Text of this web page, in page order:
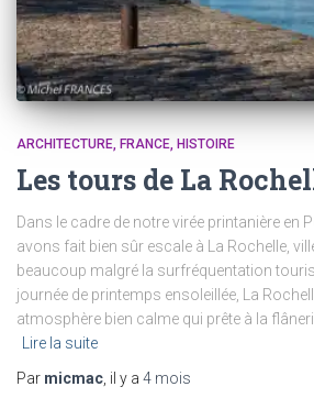
ARCHITECTURE FRANCE HISTOIRE
Les tours de La
Dans le cadre de notre virée printanière en
avons fait bien sûr escale à La Rochelle,
beaucoup malgré la surfréquentation
journée de printemps ensoleillée, La
atmosphère bien calme qui prête à la
Lire la suite
Par micmac , il y a 4 mois